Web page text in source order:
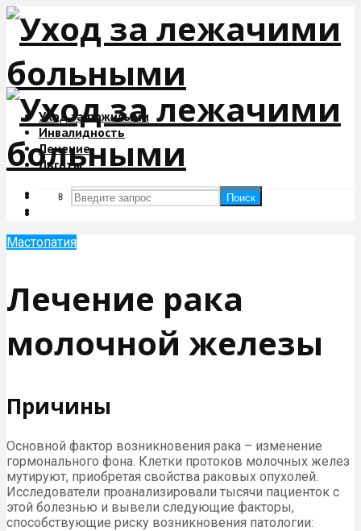
Уход за пожилыми
Инвалидность
Лечение
Льготы
Поиск
Поиск
Мастопатия
Лечение рака
молочной железы
Причины
Основной фактор возникновения рака – изменение
гормонального фона. Клетки протоков молочных желез
мутируют, приобретая свойства раковых опухолей.
Исследователи проанализировали тысячи пациенток с
этой болезнью и вывели следующие факторы,
способствующие риску возникновения патологии: